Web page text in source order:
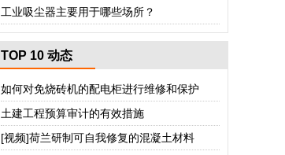
工业吸尘器主要用于哪些场所？
TOP 10 动态
如何对免烧砖机的配电柜进行维修和保护
土建工程预算审计的有效措施
[视频]荷兰研制可自我修复的混凝土材料